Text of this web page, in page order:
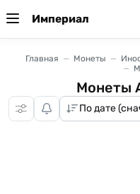
Империал
Главная Монеты
Монеты